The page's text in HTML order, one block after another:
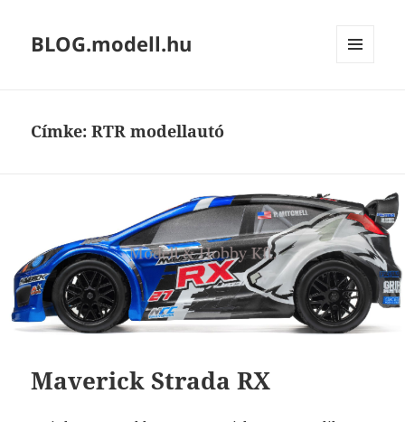
BLOG.modell.hu
Címke:RTR modellautó
Maverick Strada RX